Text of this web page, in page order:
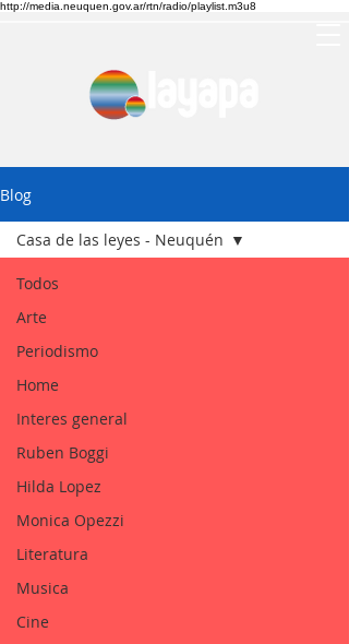
http://media.neuquen.gov.ar/rtn/radio/playlist.m3u8
Blog
Todos
Arte
Periodismo
Home
Interes general
Ruben Boggi
Hilda Lopez
Monica Opezzi
Literatura
Musica
Cine
Casa de las leyes - Neuquén